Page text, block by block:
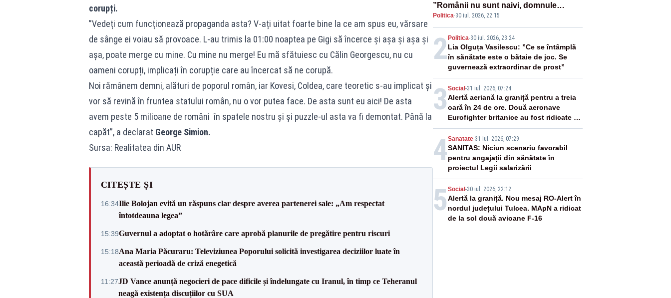
corupți.
”Vedeți cum funcționează propaganda asta? V-ați uitat foarte bine la ce am spus eu, vărsare
de sânge ei voiau să provoace. L-au trimis la 01:00 noaptea pe Gigi să încerce și așa și așa și
așa, poate merge cu mine. Cu mine nu merge! Eu mă sfătuiesc cu Călin Georgescu, nu cu
oameni corupți, implicați în corupție care au încercat să ne corupă.
Noi rămânem demni, alături de poporul român, iar Kovesi, Coldea, care teoretic s-au implicat și
vor să revină în fruntea statului român, nu o vor putea face. De asta sunt eu aici! De asta
avem peste 5 milioane de români în spatele nostru și și puzzle-ul asta va fi demontat. Până la
capăt”, a declarat George Simion.
Sursa: Realitatea din AUR
CITEȘTE ȘI
16:34Ilie Bolojan evită un răspuns clar despre averea partenerei sale: „Am respectat
întotdeauna legea”
15:39Guvernul a adoptat o hotărâre care aprobă planurile de pregătire pentru riscuri
15:18Ana Maria Păcuraru: Televiziunea Poporului solicită investigarea deciziilor luate în
această perioadă de criză enegetică
11:27JD Vance anunță negocieri de pace dificile și îndelungate cu Iranul, în timp ce Teheranul
neagă existența discuțiilor cu SUA
”Românii nu sunt naivi, domnule
premier Bolojan”
Politica·30 iul. 2026, 22:15
2 Politica-30 iul. 2026, 23:24
Lia Olguța Vasilescu: ”Ce se întâmplă
în sănătate este o bătaie de joc. Se
guvernează extraordinar de prost”
3 Social -31 iul. 2026, 07:24
Alertă aeriană la graniță pentru a treia
oară în 24 de ore. Două aeronave
Eurofighter britanice au fost ridicate de
la sol
4Sanatate-31 iul. 2026, 07:29
SANITAS: Niciun scenariu favorabil
pentru angajații din sănătate în
proiectul Legii salarizării
5 Social -30 iul. 2026, 22:12
Alertă la graniță. Nou mesaj RO-Alert în
nordul județului Tulcea. MApN a ridicat
de la sol două avioane F-16